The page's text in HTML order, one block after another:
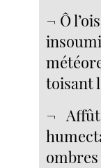
¬ Ô
toisant
¬